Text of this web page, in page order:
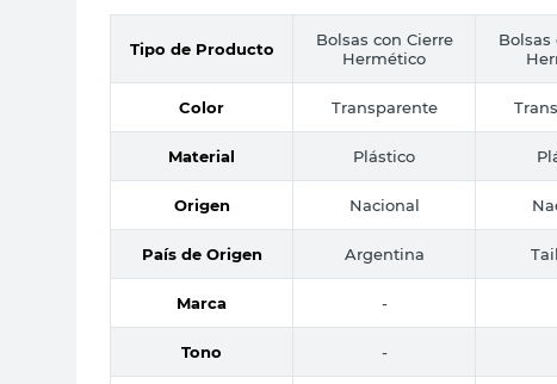
Tipo de Producto
Bolsas con Cierre
Hermético
Bolsas
Color Transparente
Material Plástico
Origen Nacional
País de Origen Argentina
Marca -
Tono -